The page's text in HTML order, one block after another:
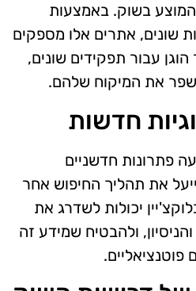
בשוק. באמצעות
שונים, אתרים אלו מספקים
הוגן עבור תפקידים שונים,
את המיקוח שלהם.
חדשות
פתרונות חדשניים
את תהליך החיפוש אחר
יכולות לשדרג את
ולהבטיח שמידע זה
פוטנציאליים.